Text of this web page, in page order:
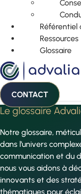
Référentiel
Ressources
Glossaire
CONTACT
Le glossaire
Notre glossaire,
dans l’univers
communication et du
nous vous aidons à
innovants et des
thématiques pour